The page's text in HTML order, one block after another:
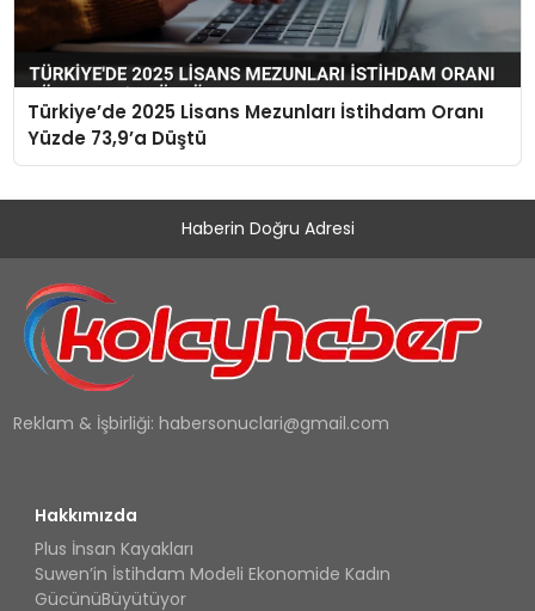
Türkiye’de 2025 Lisans Mezunları İstihdam Oranı
Yüzde 73,9’a Düştü
Haberin Doğru Adresi
Reklam & İşbirliği: habersonuclari@gmail.com
Hakkımızda
Plus İnsan Kayakları
Suwen’in İstihdam Modeli Ekonomide Kadın
GücünüBüyütüyor